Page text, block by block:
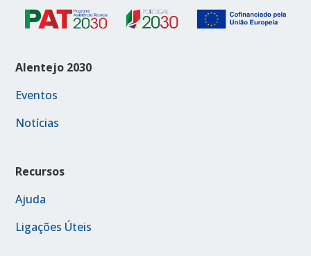
Alentejo 2030
Eventos
Notícias
Recursos
Ajuda
Ligações Úteis